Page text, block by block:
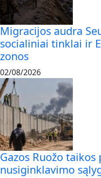
Migracijos audra
socialiniai tinklai ir
zonos
02/08/2026
Gazos Ruožo taikos
nusiginklavimo